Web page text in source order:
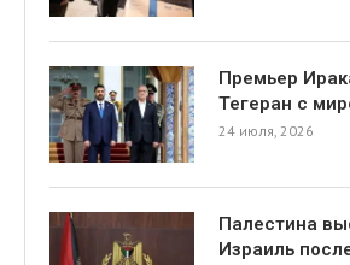
Премьер
Тегеран с
24 июля, 2026
Палестина
Израиль